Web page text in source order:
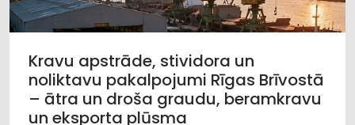
Kravu apstrāde, stividora un
noliktavu pakalpojumi Rīgas Brīvostā
– ātra un droša graudu, beramkravu
un eksporta plūsma